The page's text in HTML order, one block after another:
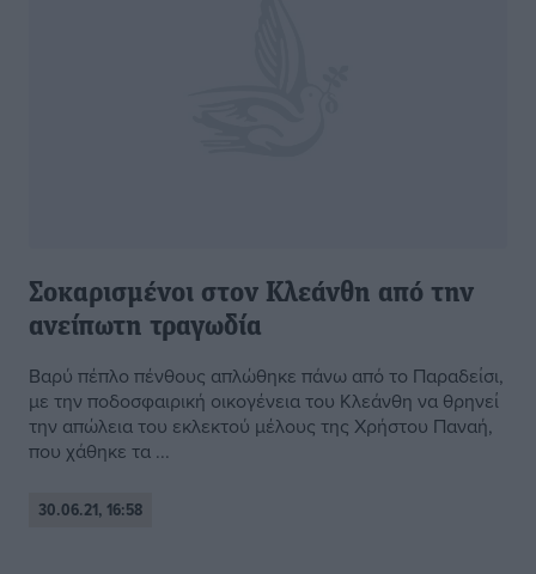
Σοκαρισμένοι στον Κλεάνθη από την
ανείπωτη τραγωδία
Βαρύ πέπλο πένθους απλώθηκε πάνω από το Παραδείσι,
με την ποδοσφαιρική οικογένεια του Κλεάνθη να θρηνεί
την απώλεια του εκλεκτού μέλους της Χρήστου Παναή,
που χάθηκε τα ...
30.06.21, 16:58